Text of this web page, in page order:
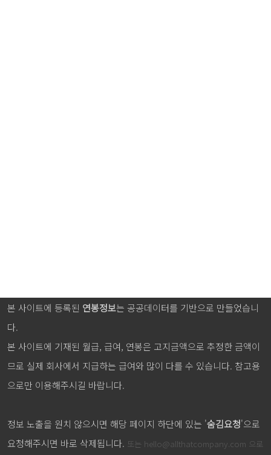
본 사이트에 등록된 연봉정보는 공공데이터를 기반으로 만들었습니
다.
본 사이트에 기재된 월급, 급여, 연봉은 고지금액으로 추정한 금액이
므로 실제 회사에서 지급하는 급여와 많이 다를 수 있습니다. 참고용
으로만 이용해주시길 바랍니다.
정보 노출을 원치 않으시면 해당 페이지 하단에 있는 '숨김요청'으로
요청해주시면 바로 삭제됩니다. 또는 hello@allthatcompany.com 으로